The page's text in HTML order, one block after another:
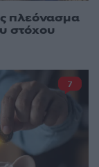
πλεόνασμα
στόχου
7